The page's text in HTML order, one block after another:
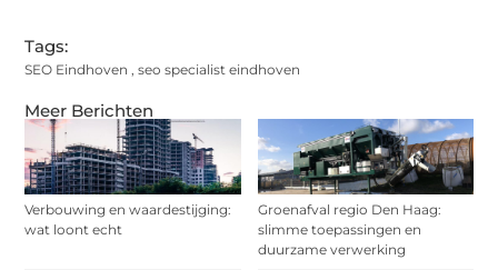
Meer Berichten
Verbouwing en waardestijging:
wat loont echt
Groenafval regio Den Haag:
slimme toepassingen en
duurzame verwerking
Tags:
SEO Eindhoven ,seo specialist eindhoven